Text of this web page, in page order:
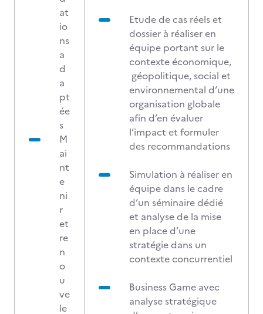
at
io
ns
a
d
a
pt
ée
s
M
ai
nt
e
ni
r
et
re
n
o
u
ve
le
Etude de cas réels et
dossier à réaliser en
équipe portant sur le
contexte économique,
géopolitique, social et
environnemental d’une
organisation globale
afin d’en évaluer
l’impact et formuler
des recommandations
Simulation à réaliser en
équipe dans le cadre
d’un séminaire dédié
et analyse de la mise
en place d’une
stratégie dans un
contexte concurrentiel
Business Game avec
analyse stratégique